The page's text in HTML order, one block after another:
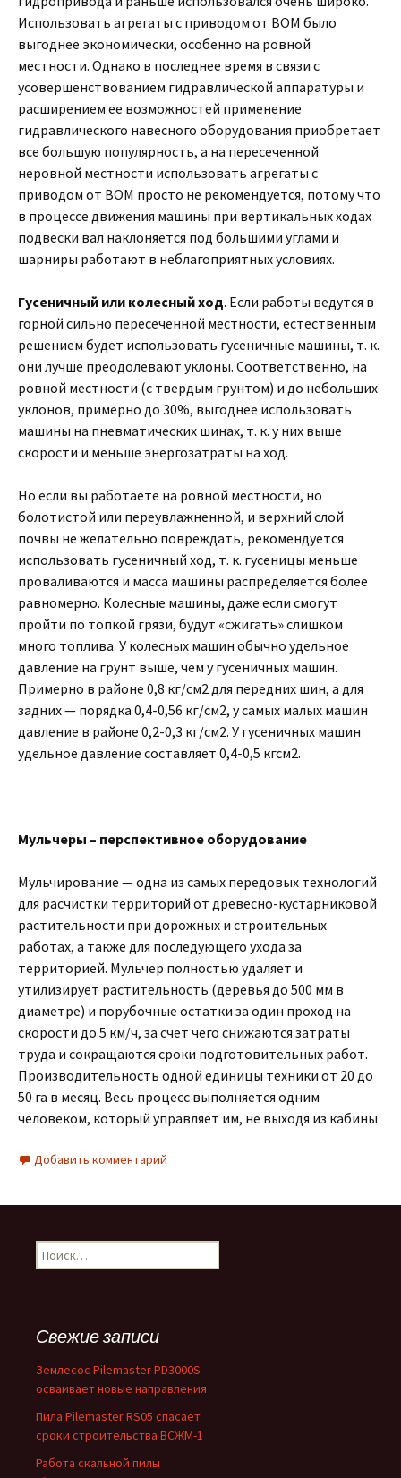
Использовать агрегаты с приводом от ВОМ было
выгоднее экономически, особенно на ровной
местности. Однако в последнее время в связи с
усовершенствованием гидравлической аппаратуры и
расширением ее возможностей применение
гидравлического навесного оборудования приобретает
все большую популярность, а на пересеченной
неровной местности использовать агрегаты с
приводом от ВОМ просто не рекомендуется, потому что
в процессе движения машины при вертикальных ходах
подвески вал наклоняется под большими углами и
шарниры работают в неблагоприятных условиях.
Гусеничный или колесный ход. Если работы ведутся в
горной сильно пересеченной местности, естественным
решением будет использовать гусеничные машины, т. к.
они лучше преодолевают уклоны. Соответственно, на
ровной местности (с твердым грунтом) и до небольших
уклонов, примерно до 30%, выгоднее использовать
машины на пневматических шинах, т. к. у них выше
скорости и меньше энергозатраты на ход.
Но если вы работаете на ровной местности, но
болотистой или переувлажненной, и верхний слой
почвы не желательно повреждать, рекомендуется
использовать гусеничный ход, т. к. гусеницы меньше
проваливаются и масса машины распределяется более
равномерно. Колесные машины, даже если смогут
пройти по топкой грязи, будут «сжигать» слишком
много топлива. У колесных машин обычно удельное
давление на грунт выше, чем у гусеничных машин.
Примерно в районе 0,8 кг/см2 для передних шин, а для
задних — порядка 0,4-0,56 кг/см2, у самых малых машин
давление в районе 0,2-0,3 кг/см2. У гусеничных машин
удельное давление составляет 0,4-0,5 кгсм2.
Мульчеры – перспективное оборудование
Мульчирование — одна из самых передовых технологий
для расчистки территорий от древесно-кустарниковой
растительности при дорожных и строительных
работах, а также для последующего ухода за
территорией. Мульчер полностью удаляет и
утилизирует растительность (деревья до 500 мм в
диаметре) и порубочные остатки за один проход на
скорости до 5 км/ч, за счет чего снижаются затраты
труда и сокращаются сроки подготовительных работ.
Производительность одной единицы техники от 20 до
50 га в месяц. Весь процесс выполняется одним
человеком, который управляет им, не выходя из кабины
Добавить комментарий
Найти:
Свежие записи
Землесос Pilemaster PD3000S
осваивает новые направления
Пила Pilemaster RS05 спасает
сроки строительства ВСЖМ-1
Работа скальной пилы